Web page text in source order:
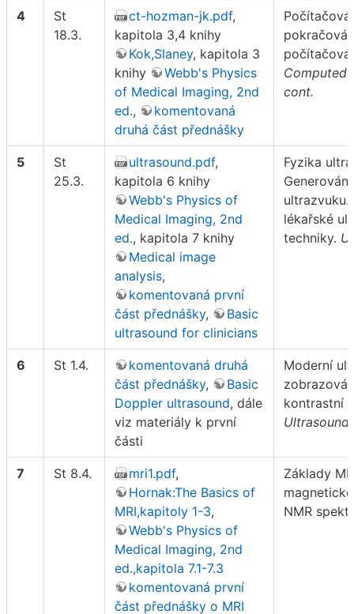
4
St
18.3.
ct-hozman-jk.pdf,
kapitola 3,4 knihy
Kok,Slaney, kapitola 3
knihy
Webb's Physics
of Medical Imaging, 2nd
ed.,
komentovaná
druhá část přednášky
Computed
cont.
5
St
25.3.
ultrasound.pdf,
kapitola 6 knihy
Webb's Physics of
Medical Imaging, 2nd
ed., kapitola 7 knihy
Medical image
analysis,
komentovaná první
část přednášky,
Basic
ultrasound for clinicians
Fyzika
ultrazvuku.
lékařské
techniky.
6 St 1.4.
komentovaná druhá
část přednášky,
Basic
Doppler ultrasound, dále
viz materiály k první
části
Moderní
kontrastní
7 St 8.4. mri1.pdf,
Hornak:The Basics of
MRI,kapitoly 1-3,
Webb's Physics of
Medical Imaging, 2nd
ed.,kapitola 7.1-7.3
komentovaná první
část přednášky o MRI
Základy
NMR